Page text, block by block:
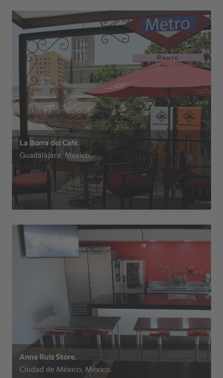
La Borra del Café.
Guadalajara, Mexico.
Anna Ruiz Store.
Ciudad de México, México.